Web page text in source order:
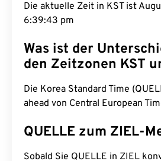
Die aktuelle Zeit in KST ist
6:39:44 pm
Was ist der
den Zeitzonen KST
Die Korea Standard Time
ahead von Central European
QUELLE zum ZIEL-
Sobald Sie QUELLE in ZIEL